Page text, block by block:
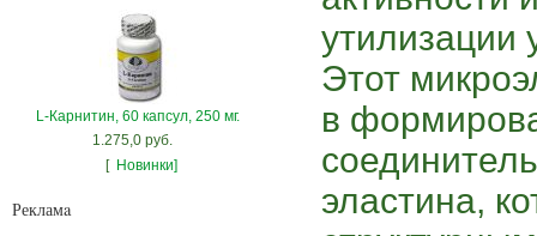
L-Карнитин, 60 капсул, 250 мг.
1.275,0 руб.
[ Новинки]
Рекламa
утилизации
Этот
в
эластина,